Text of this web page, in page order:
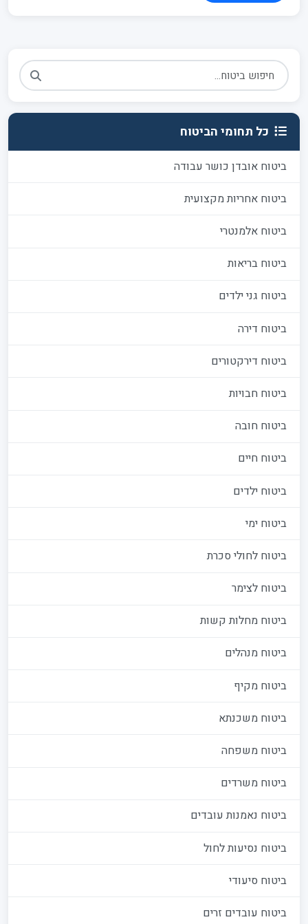
כל תחומי הביטוח
ביטוח אובדן כושר עבודה
ביטוח אחריות מקצועית
ביטוח אלמנטרי
ביטוח בריאות
ביטוח גני ילדים
ביטוח דירה
ביטוח דירקטורים
ביטוח חבויות
ביטוח חובה
ביטוח חיים
ביטוח ילדים
ביטוח ימי
ביטוח לחולי סכרת
ביטוח לצימר
ביטוח מחלות קשות
ביטוח מנהלים
ביטוח מקיף
ביטוח משכנתא
ביטוח משפחה
ביטוח משרדים
ביטוח נאמנות עובדים
ביטוח נסיעות לחול
ביטוח סיעודי
ביטוח עובדים זרים